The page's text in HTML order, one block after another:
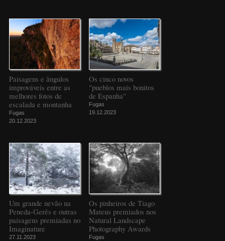
Paisagens e ângulos
improváveis entre as
melhores fotos de
escalada e montanha
Fugas
20.12.2023
Os cinco novos
"pueblos mais bonitos
de Espanha"
Fugas
19.12.2023
Um grande nevão na
Peneda-Gerês e outras
paisagens premiadas no
Imaginature
27.11.2023
Os pinheiros de Tiago
Mateus premiados nos
Natural Landscape
Photography Awards
Fugas